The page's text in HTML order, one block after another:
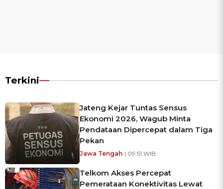
Terkini
Jateng Kejar Tuntas Sensus
Ekonomi 2026, Wagub Minta
Pendataan Dipercepat dalam Tiga
Pekan
Jawa Tengah | 09:51 WIB
Telkom Akses Percepat
Pemerataan Konektivitas Lewat